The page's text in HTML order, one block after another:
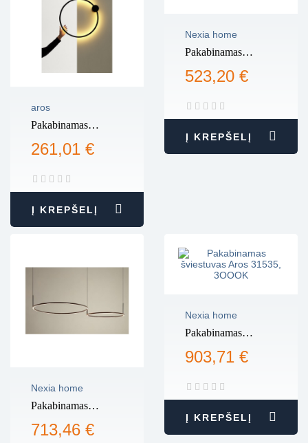
aros
Pakabinamas
31501, 2700K
261,01 €
Į KREPŠELĮ
Nexia home
Pakabinamas
31512, 3000K
523,20 €
Į KREPŠELĮ
Nexia home
Pakabinamas
31523, 3000K
713,46 €
Nexia home
Pakabinamas
31535, 3OOOK
903,71 €
Į KREPŠELĮ